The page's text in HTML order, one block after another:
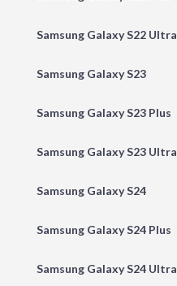
Samsung Galaxy S22 Ultra
Samsung Galaxy S23
Samsung Galaxy S23 Plus
Samsung Galaxy S23 Ultra
Samsung Galaxy S24
Samsung Galaxy S24 Plus
Samsung Galaxy S24 Ultra